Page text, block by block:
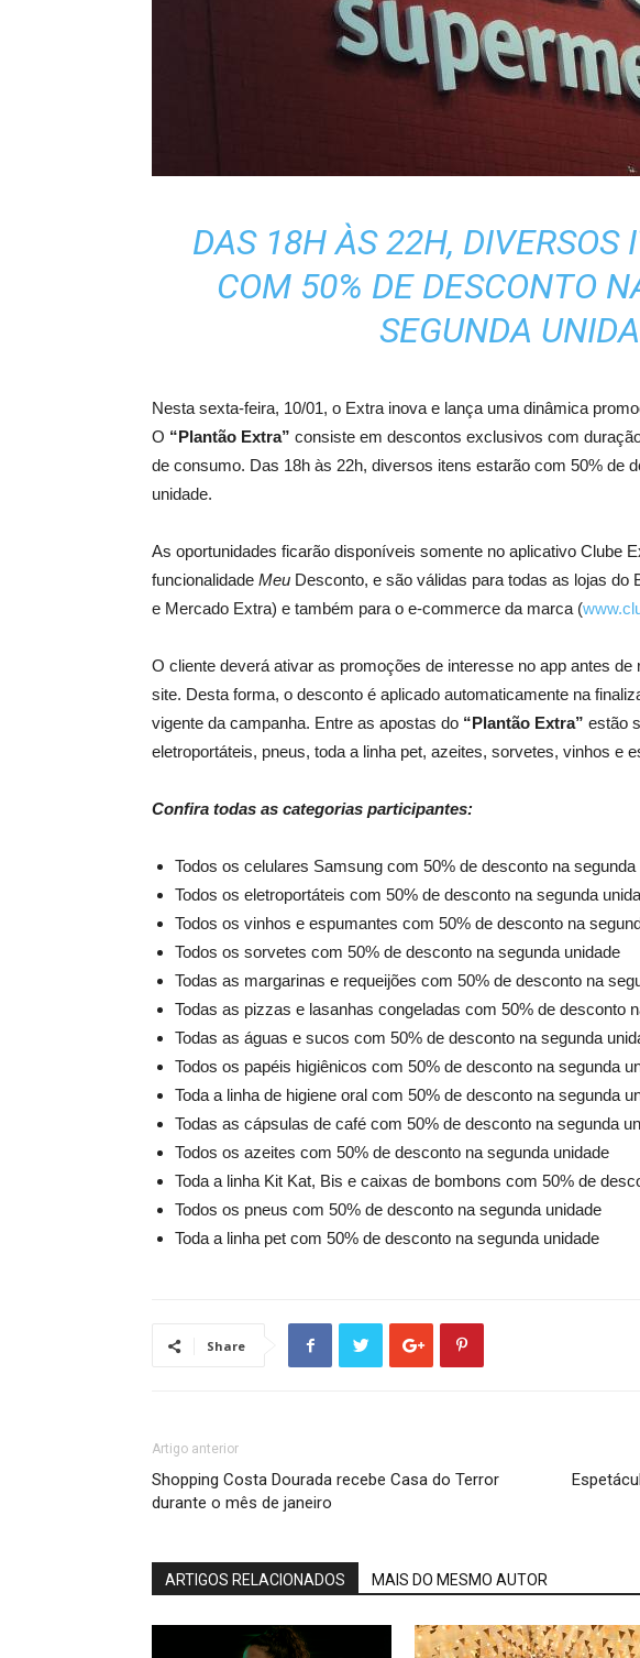
DAS 18H ÀS 22H, DIVERSOS
COM 50% DE DESCONTO
SEGUNDA
Nesta sexta-feira, 10/01, o Extra inova e lança uma dinâmica
O “Plantão Extra” consiste em descontos exclusivos com
de consumo. Das 18h às 22h, diversos itens estarão com 50% de
unidade.
As oportunidades ficarão disponíveis somente no aplicativo Clube
funcionalidade Meu Desconto, e são válidas para todas as lojas
e Mercado Extra) e também para o e-commerce da marca (
O cliente deverá ativar as promoções de interesse no app antes
site. Desta forma, o desconto é aplicado automaticamente na
vigente da campanha. Entre as apostas do “Plantão Extra” estão
eletroportáteis, pneus, toda a linha pet, azeites, sorvetes, vinhos e
Confira todas as categorias participantes:
Todos os celulares Samsung com 50% de desconto na segunda
Todos os eletroportáteis com 50% de desconto na segunda
Todos os vinhos e espumantes com 50% de desconto na
Todos os sorvetes com 50% de desconto na segunda unidade
Todas as margarinas e requeijões com 50% de desconto na
Todas as pizzas e lasanhas congeladas com 50% de desconto
Todas as águas e sucos com 50% de desconto na segunda
Todos os papéis higiênicos com 50% de desconto na segunda
Toda a linha de higiene oral com 50% de desconto na segunda
Todas as cápsulas de café com 50% de desconto na segunda
Todos os azeites com 50% de desconto na segunda unidade
Toda a linha Kit Kat, Bis e caixas de bombons com 50% de
Todos os pneus com 50% de desconto na segunda unidade
Toda a linha pet com 50% de desconto na segunda unidade
Share
Artigo anterior
Shopping Costa Dourada recebe Casa do Terror
durante o mês de janeiro
ARTIGOS RELACIONADOS MAIS DO MESMO AUTOR